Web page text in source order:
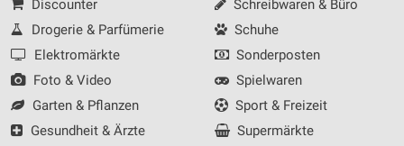
Discounter
Drogerie & Parfümerie
Elektromärkte
Foto & Video
Garten & Pflanzen
Gesundheit & Ärzte
Schreibwaren & Büro
Schuhe
Sonderposten
Spielwaren
Sport & Freizeit
Supermärkte